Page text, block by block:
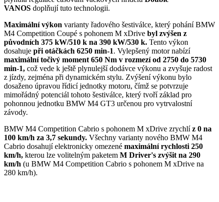
VANOS doplňují tuto technologii.
Maximální výkon varianty řadového šestiválce, který pohání BMW
M4 Competition Coupé s pohonem M xDrive byl zvýšen z
původních 375 kW/510 k na 390 kW/530 k. Tento výkon
dosahuje při otáčkách 6250 min-1. Vylepšený motor nabízí
maximální točivý moment 650 Nm v rozmezí od 2750 do 5730
min-1, což vede k ještě plynulejší dodávce výkonu a zvyšuje radost
z jízdy, zejména při dynamickém stylu. Zvýšení výkonu bylo
dosaženo úpravou řídicí jednotky motoru, čímž se potvrzuje
mimořádný potenciál tohoto šestiválce, který tvoří základ pro
pohonnou jednotku BMW M4 GT3 určenou pro vytrvalostní
závody.
BMW M4 Competition Cabrio s pohonem M xDrive zrychlíz 0 na
100 km/h za 3,7 sekundy. Všechny varianty nového BMW M4
Cabrio dosahují elektronicky omezené maximální rychlosti 250
km/h, kterou lze volitelným paketem M Driver's zvýšit na 290
km/h (u BMW M4 Competition Cabrio s pohonem M xDrive na
280 km/h).